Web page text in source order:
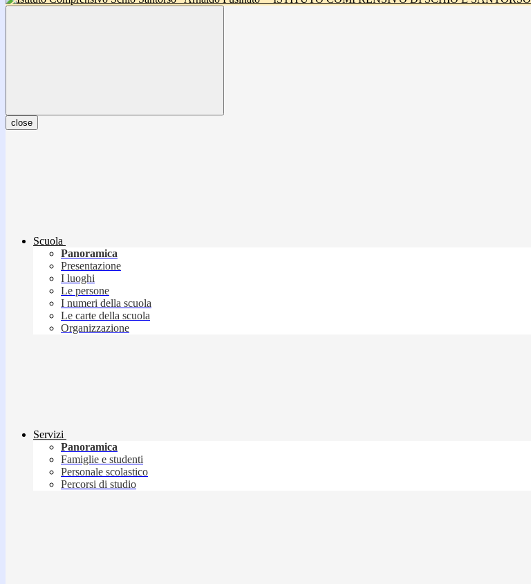
close
Scuola
Panoramica
Presentazione
I luoghi
Le persone
I numeri della scuola
Le carte della scuola
Organizzazione
Servizi
Panoramica
Famiglie e studenti
Personale scolastico
Percorsi di studio